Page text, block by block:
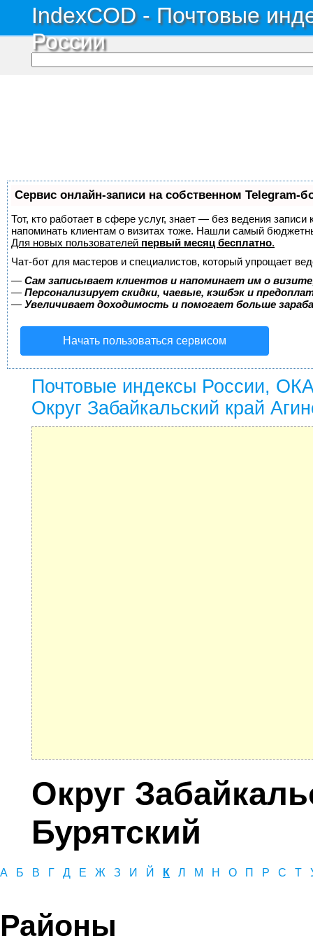
IndexCOD - Почтовые
России
Сервис онлайн-записи на собственном Telegram-
Тот, кто работает в сфере услуг, знает — без ведения
напоминать клиентам о визитах тоже. Нашли самый
Для новых пользователей первый месяц бесплатно.
Чат-бот для мастеров и специалистов, который упрощает
— Сам записывает клиентов и напоминает им о
— Персонализирует скидки, чаевые, кэшбэк и
— Увеличивает доходимость и помогает больше
Начать пользоваться сервисом
Почтовые индексы России,
Округ Забайкальский край
Округ
Бурятский
А Б В Г Д Е Ж З И Й К Л М Н О П Р С Т
Районы